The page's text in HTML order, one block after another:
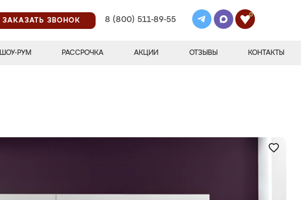
ЗАКАЗАТЬ ЗВОНОК
8 (800) 511-89-55
0
ШОУ-РУМ РАССРОЧКА АКЦИИ ОТЗЫВЫ КОНТАКТЫ